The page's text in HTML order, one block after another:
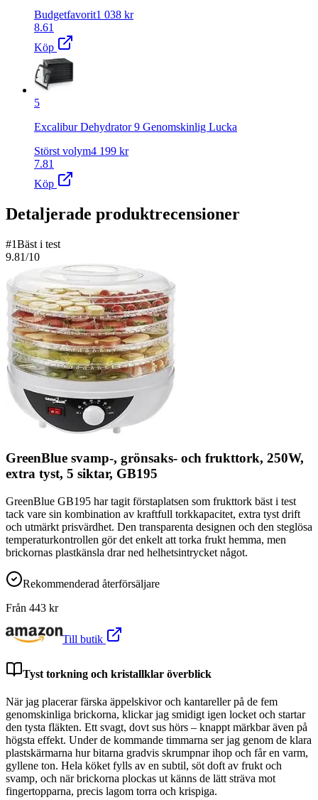
Budgetfavorit1 038 kr
8.61
Köp
5
Excalibur Dehydrator 9 Genomskinlig Lucka
Störst volym4 199 kr
7.81
Köp
Detaljerade produktrecensioner
#1Bäst i test
9.81/10
GreenBlue svamp-, grönsaks- och frukttork, 250W,
extra tyst, 5 siktar, GB195
GreenBlue GB195 har tagit förstaplatsen som frukttork bäst i test
tack vare sin kombination av kraftfull torkkapacitet, extra tyst drift
och utmärkt prisvärdhet. Den transparenta designen och den steglösa
temperaturkontrollen gör det enkelt att torka frukt hemma, men
brickornas plastkänsla drar ned helhetsintrycket något.
Rekommenderad återförsäljare
Från 443 kr
Till butik
Tyst torkning och kristallklar överblick
När jag placerar färska äppelskivor och kantareller på de fem
genomskinliga brickorna, klickar jag smidigt igen locket och startar
den tysta fläkten. Ett svagt, dovt sus hörs – knappt märkbar även på
högsta effekt. Under de kommande timmarna ser jag genom de klara
plastskärmarna hur bitarna gradvis skrumpnar ihop och får en varm,
gyllene ton. Hela köket fylls av en subtil, söt doft av frukt och
svamp, och när brickorna plockas ut känns de lätt sträva mot
fingertopparna, precis lagom torra och krispiga.